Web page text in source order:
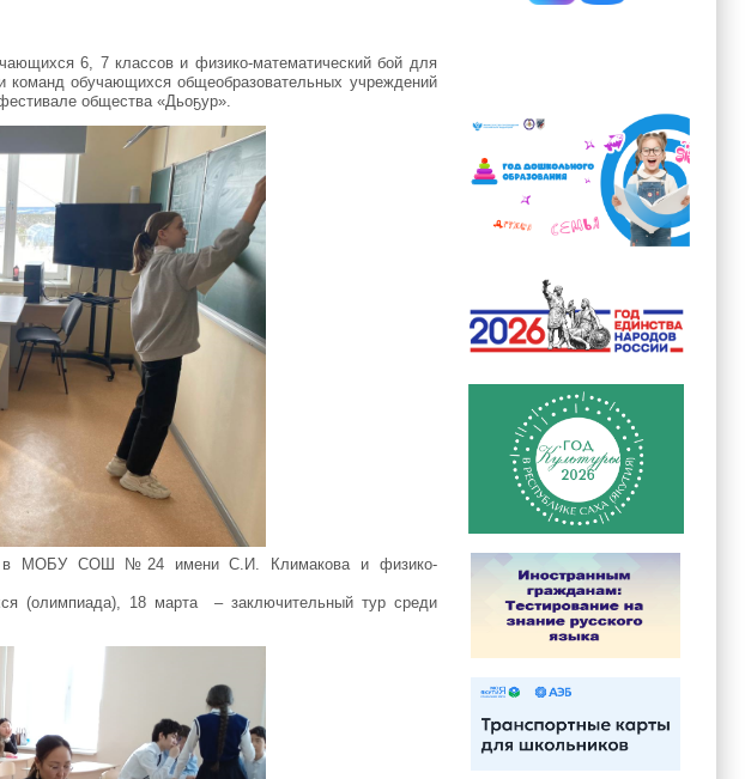
6, 7 классов и физико-математический бой для
обучающихся общеобразовательных учреждений
общества «Дьоҕур».
в МОБУ СОШ №24 имени С.И. Климакова и физико-
(олимпиада), 18 марта – заключительный тур среди